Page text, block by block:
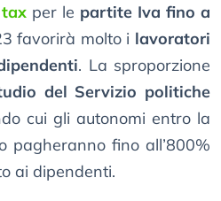
per le partite Iva fino a
favorirà molto i lavoratori
. La sproporzione
del Servizio politiche
cui gli autonomi entro la
pagheranno fino all’800%
ai dipendenti.